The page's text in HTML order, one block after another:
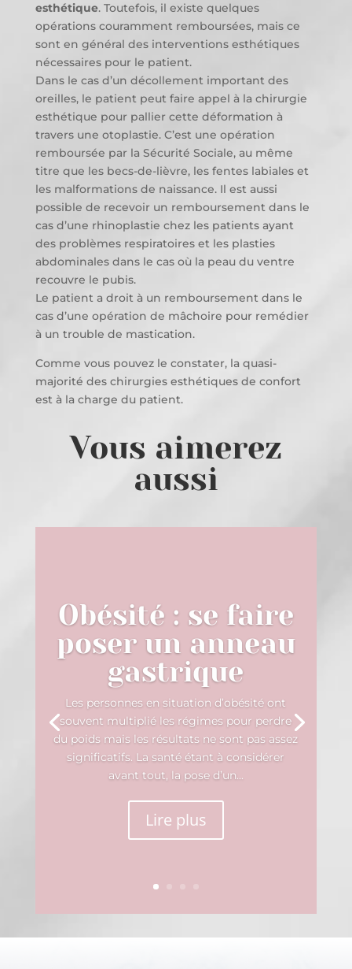
esthétique. Toutefois, il existe quelques
opérations couramment remboursées, mais ce
sont en général des interventions esthétiques
nécessaires pour le patient.
Dans le cas d’un décollement important des
oreilles, le patient peut faire appel à la chirurgie
esthétique pour pallier cette déformation à
travers une otoplastie. C’est une opération
remboursée par la Sécurité Sociale, au même
titre que les becs-de-lièvre, les fentes labiales et
les malformations de naissance. Il est aussi
possible de recevoir un remboursement dans le
cas d’une rhinoplastie chez les patients ayant
des problèmes respiratoires et les plasties
abdominales dans le cas où la peau du ventre
recouvre le pubis.
Le patient a droit à un remboursement dans le
cas d’une opération de mâchoire pour remédier
à un trouble de mastication.
Comme vous pouvez le constater, la quasi-
majorité des chirurgies esthétiques de confort
est à la charge du patient.
Vous aimerez
aussi
Obésité : se faire
poser un anneau
gastrique
Les personnes en situation d’obésité ont
souvent multiplié les régimes pour perdre
du poids mais les résultats ne sont pas assez
significatifs. La santé étant à considérer
avant tout, la pose d’un...
Lire plus